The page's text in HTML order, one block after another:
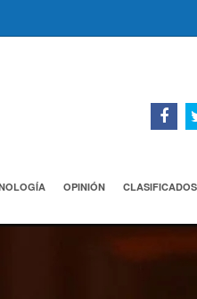
OPINIÓN CLASIFICADOS